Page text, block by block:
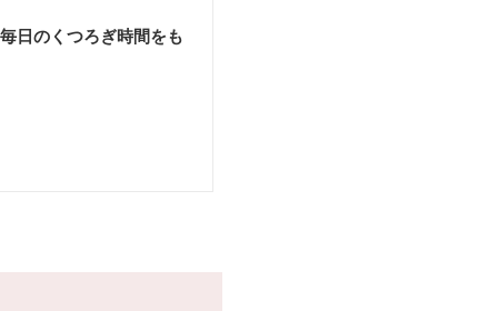
毎日のくつろぎ時間をも